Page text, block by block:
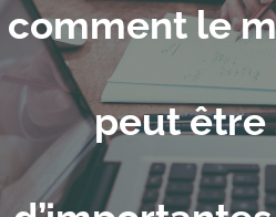
comment le
peut être